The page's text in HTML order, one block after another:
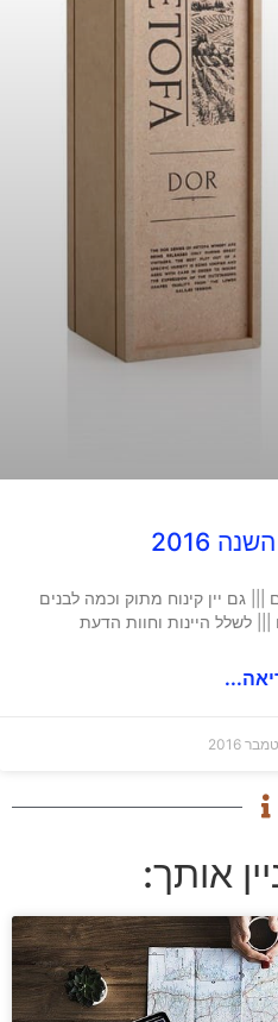
2016
גם יין קינוח מתוק וכמה לבנים
לשלל היינות וחוות הדעת
אותך: